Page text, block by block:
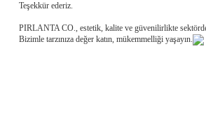
Teşekkür ederiz.
PIRLANTA CO., estetik, kalite ve güvenilirlikte
Bizimle tarzınıza değer katın, mükemmelliği yaşayın.